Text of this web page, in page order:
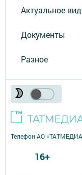
Актуальное
Документы
Разное
Телефон АО
16+